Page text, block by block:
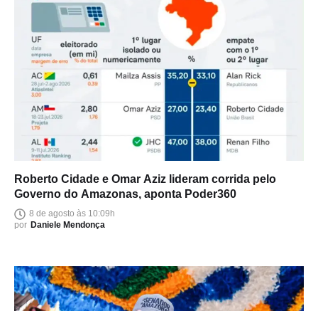
Roberto Cidade e Omar Aziz lideram corrida pelo
Governo do Amazonas, aponta Poder360
8 de agosto às 10:09h
por Daniele Mendonça